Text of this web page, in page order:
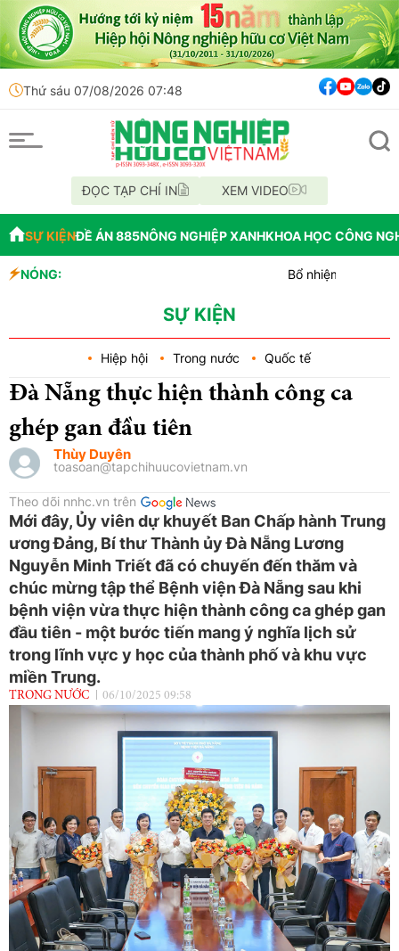
Thứ sáu 07/08/2026 07:48
ĐỌC TẠP CHÍ IN XEM VIDEO
SỰ KIỆNĐỀ ÁN 885NÔNG NGHIỆP XANHKHOA HỌC CÔNG
NÓNG:
Bổ nhiệm Phó Tổng Giám
Bắc Ninh công bố quy
SỰ KIỆN
Hiệp hội Trong nước Quốc tế
Đà Nẵng thực hiện thành công ca
ghép gan đầu tiên
Thùy Duyên
toasoan@tapchihuucovietnam.vn
Theo dõi nnhc.vn trên
Mới đây, Ủy viên dự khuyết Ban Chấp hành Trung
ương Đảng, Bí thư Thành ủy Đà Nẵng Lương
Nguyễn Minh Triết đã có chuyến đến thăm và
chúc mừng tập thể Bệnh viện Đà Nẵng sau khi
bệnh viện vừa thực hiện thành công ca ghép gan
đầu tiên - một bước tiến mang ý nghĩa lịch sử
trong lĩnh vực y học của thành phố và khu vực
miền Trung.
TRONG NƯỚC 06/10/2025 09:58